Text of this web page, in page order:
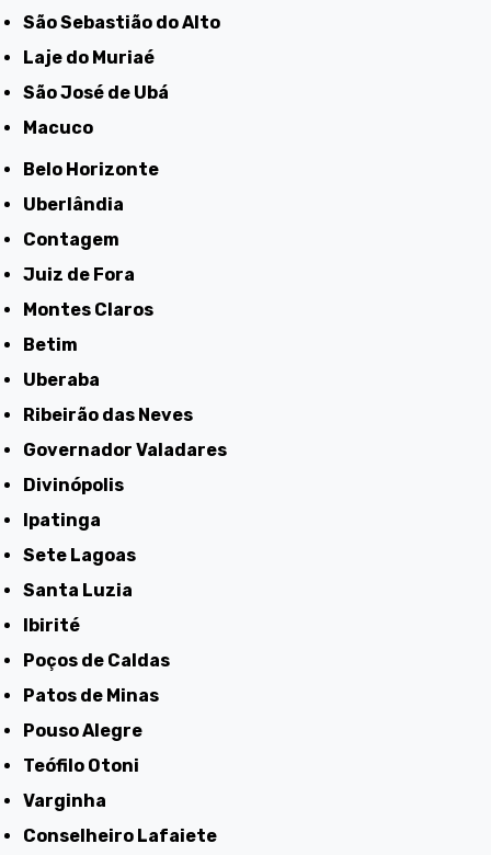
São Sebastião do Alto
Laje do Muriaé
São José de Ubá
Macuco
Belo Horizonte
Uberlândia
Contagem
Juiz de Fora
Montes Claros
Betim
Uberaba
Ribeirão das Neves
Governador Valadares
Divinópolis
Ipatinga
Sete Lagoas
Santa Luzia
Ibirité
Poços de Caldas
Patos de Minas
Pouso Alegre
Teófilo Otoni
Varginha
Conselheiro Lafaiete